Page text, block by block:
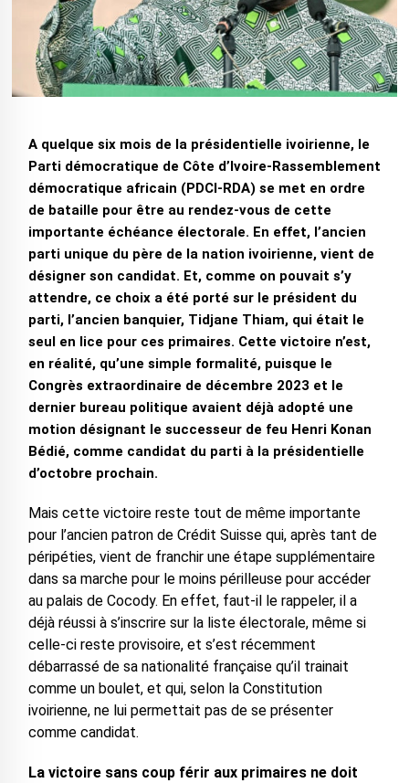
A quelque six mois de la présidentielle ivoirienne, le
Parti démocratique de Côte d’Ivoire-Rassemblement
démocratique africain (PDCI-RDA) se met en ordre
de bataille pour être au rendez-vous de cette
importante échéance électorale. En effet, l’ancien
parti unique du père de la nation ivoirienne, vient de
désigner son candidat. Et, comme on pouvait s’y
attendre, ce choix a été porté sur le président du
parti, l’ancien banquier, Tidjane Thiam, qui était le
seul en lice pour ces primaires. Cette victoire n’est,
en réalité, qu’une simple formalité, puisque le
Congrès extraordinaire de décembre 2023 et le
dernier bureau politique avaient déjà adopté une
motion désignant le successeur de feu Henri Konan
Bédié, comme candidat du parti à la présidentielle
d’octobre prochain.
Mais cette victoire reste tout de même importante
pour l’ancien patron de Crédit Suisse qui, après tant de
péripéties, vient de franchir une étape supplémentaire
dans sa marche pour le moins périlleuse pour accéder
au palais de Cocody. En effet, faut-il le rappeler, il a
déjà réussi à s’inscrire sur la liste électorale, même si
celle-ci reste provisoire, et s’est récemment
débarrassé de sa nationalité française qu’il trainait
comme un boulet, et qui, selon la Constitution
ivoirienne, ne lui permettait pas de se présenter
comme candidat.
La victoire sans coup férir aux primaires ne doit